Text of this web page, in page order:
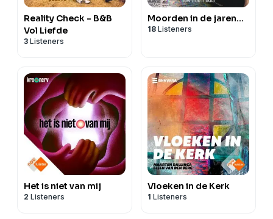
Reality Check - B&B
Vol Liefde
3 Listeners
Moorden in de jaren...
18 Listeners
Het is niet van mij
2 Listeners
Vloeken in de Kerk
1 Listeners